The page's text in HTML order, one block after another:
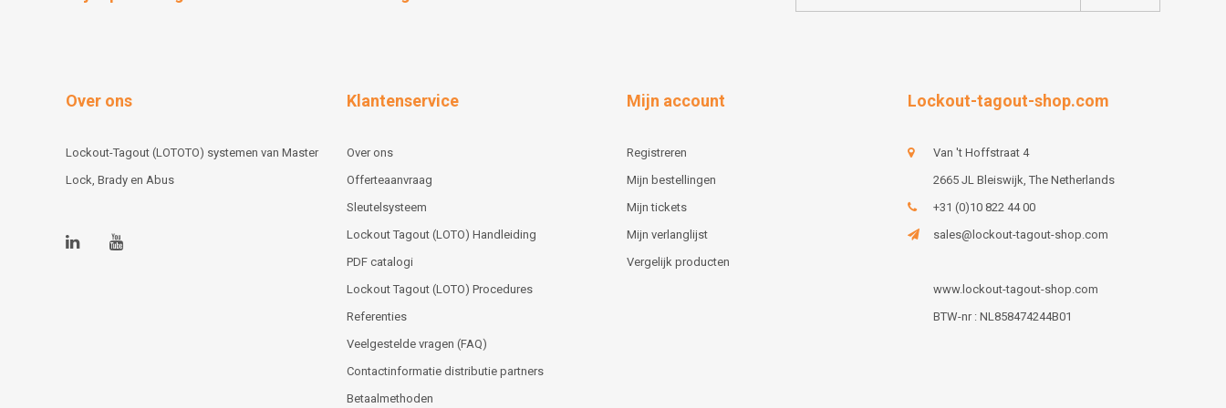
Over ons
Lockout-Tagout (LOTOTO) systemen van Master
Lock, Brady en Abus
Klantenservice
Over ons
Offerteaanvraag
Sleutelsysteem
Lockout Tagout (LOTO) Handleiding
PDF catalogi
Lockout Tagout (LOTO) Procedures
Referenties
Veelgestelde vragen (FAQ)
Contactinformatie distributie partners
Betaalmethoden
Mijn account
Registreren
Mijn bestellingen
Mijn tickets
Mijn verlanglijst
Vergelijk producten
Lockout-tagout-shop.com
Van 't Hoffstraat 4
2665 JL Bleiswijk, The Netherlands
+31 (0)10 822 44 00
sales@lockout-tagout-shop.com
www.lockout-tagout-shop.com
BTW-nr : NL858474244B01